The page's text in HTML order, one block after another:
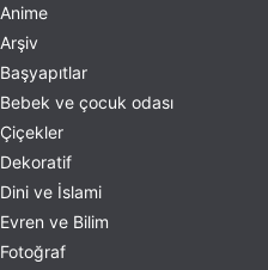
Anime
Arşiv
Başyapıtlar
Bebek ve çocuk odası
Çiçekler
Dekoratif
Dini ve İslami
Evren ve Bilim
Fotoğraf